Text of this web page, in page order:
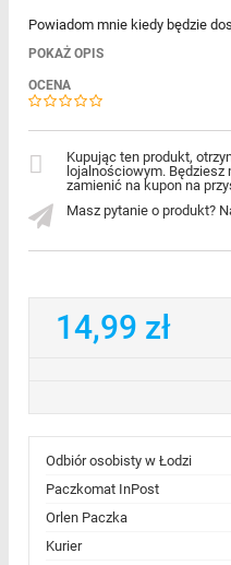
Powiadom mnie kiedy będzie
POKAŻ OPIS
OCENA
Masz pytanie o produkt?
Kupując ten produkt,
lojalnościowym. Będziesz
zamienić na kupon na
14,99 zł
Odbiór osobisty w Łodzi
Paczkomat InPost
Orlen Paczka
Kurier